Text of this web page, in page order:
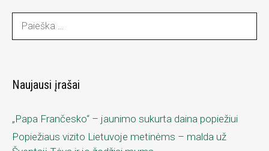
o
:
Naujausi įrašai
„Papa Frančesko“ – jaunimo sukurta daina popiežiui
Popiežiaus vizito Lietuvoje metinėms – malda už